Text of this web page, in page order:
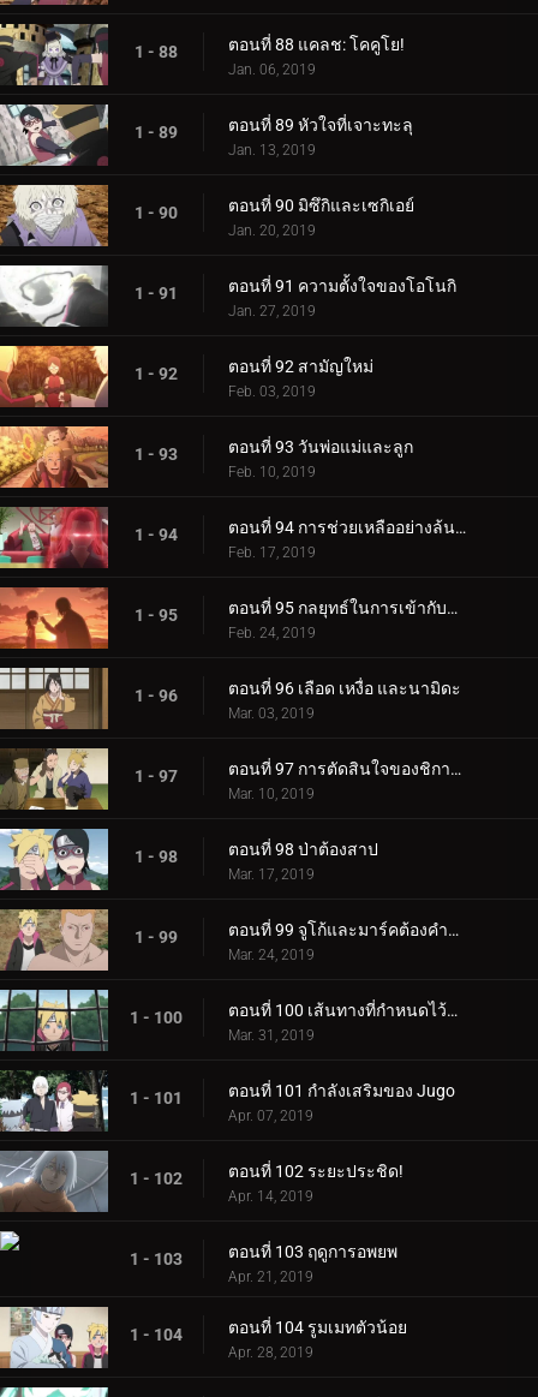
1 - 88 ตอนที่ 88 แคลช: โคคูโย!
Jan. 06, 2019
1 - 89 ตอนที่ 89 หัวใจที่เจาะทะลุ
Jan. 13, 2019
1 - 90 ตอนที่ 90 มิซึกิและเซกิเอย์
Jan. 20, 2019
1 - 91 ตอนที่ 91 ความตั้งใจของโอโนกิ
Jan. 27, 2019
1 - 92 ตอนที่ 92 สามัญใหม่
Feb. 03, 2019
1 - 93 ตอนที่ 93 วันพ่อแม่และลูก
Feb. 10, 2019
1 - 94 ตอนที่ 94 การช่วยเหลืออย่างล้นหลาม! แข่งกิน!
Feb. 17, 2019
1 - 95 ตอนที่ 95 กลยุทธ์ในการเข้ากับลูกสาวของคุณ
Feb. 24, 2019
1 - 96 ตอนที่ 96 เลือด เหงื่อ และนามิดะ
Mar. 03, 2019
1 - 97 ตอนที่ 97 การตัดสินใจของชิกาได
Mar. 10, 2019
1 - 98 ตอนที่ 98 ป่าต้องสาป
Mar. 17, 2019
1 - 99 ตอนที่ 99 จูโก้และมาร์คต้องคำสาป
Mar. 24, 2019
1 - 100 ตอนที่ 100 เส้นทางที่กำหนดไว้ล่วงหน้า
Mar. 31, 2019
1 - 101 ตอนที่ 101 กำลังเสริมของ Jugo
Apr. 07, 2019
1 - 102 ตอนที่ 102 ระยะประชิด!
Apr. 14, 2019
1 - 103 ตอนที่ 103 ฤดูการอพยพ
Apr. 21, 2019
1 - 104 ตอนที่ 104 รูมเมทตัวน้อย
Apr. 28, 2019